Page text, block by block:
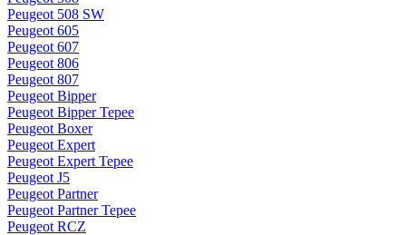
Peugeot 508 SW
Peugeot 605
Peugeot 607
Peugeot 806
Peugeot 807
Peugeot Bipper
Peugeot Bipper Tepee
Peugeot Boxer
Peugeot Expert
Peugeot Expert Tepee
Peugeot J5
Peugeot Partner
Peugeot Partner Tepee
Peugeot RCZ